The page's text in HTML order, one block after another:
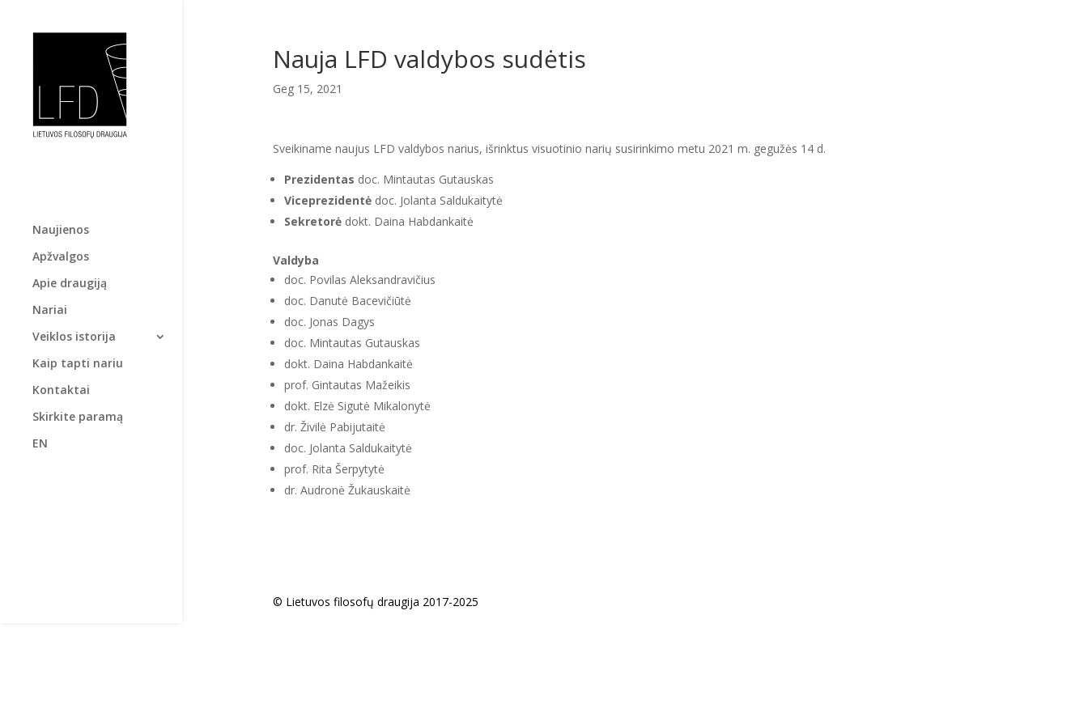
Naujienos
Apžvalgos
Apie draugiją
Nariai
Veiklos istorija
Kaip tapti nariu
Kontaktai
Skirkite paramą
EN
Nauja LFD valdybos sudėtis
Geg 15, 2021
Sveikiname naujus LFD valdybos narius, išrinktus visuotinio narių susirinkimo metu 2021 m. gegužės 14 d.
Prezidentas doc. Mintautas Gutauskas
Viceprezidentė doc. Jolanta Saldukaitytė
Sekretorė dokt. Daina Habdankaitė
Valdyba
doc. Povilas Aleksandravičius
doc. Danutė Bacevičiūtė
doc. Jonas Dagys
doc. Mintautas Gutauskas
dokt. Daina Habdankaitė
prof. Gintautas Mažeikis
dokt. Elzė Sigutė Mikalonytė
dr. Živilė Pabijutaitė
doc. Jolanta Saldukaitytė
prof. Rita Šerpytytė
dr. Audronė Žukauskaitė
© Lietuvos filosofų draugija 2017-2025